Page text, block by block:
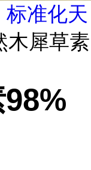
标准化天
木犀草素